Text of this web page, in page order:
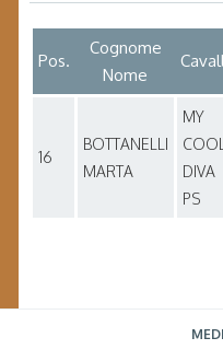
Pos.
Cognome
Nome
16
BOTTANELLI
MARTA
MY
DIVA
PS